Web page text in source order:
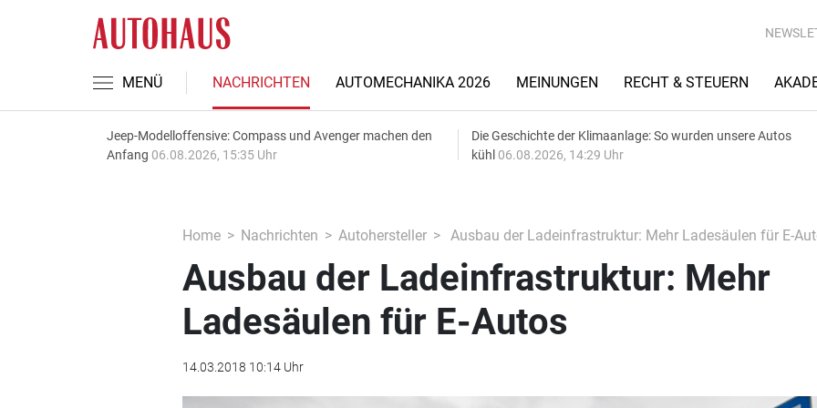
MENÜ NACHRICHTEN AUTOMECHANIKA 2026 MEINUNGEN RECHT & STEUERN
Jeep-Modelloffensive: Compass und Avenger machen den
Anfang 06.08.2026, 15:35 Uhr
Die Geschichte der Klimaanlage: So wurden unsere Autos
kühl 06.08.2026, 14:29 Uhr
Home Nachrichten Autohersteller Ausbau der Ladeinfrastruktur: Mehr Ladesäulen für E-
Ausbau der Ladeinfrastruktur: Mehr
Ladesäulen für E-Autos
14.03.2018 10:14 Uhr